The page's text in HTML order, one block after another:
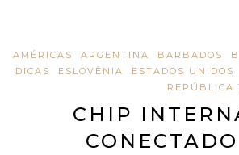
AMÉRICAS ARGENTINA BARBADOS
DICAS
ESLOVÊNIA ESTADOS UNIDOS
REPÚBLICA
CHIP